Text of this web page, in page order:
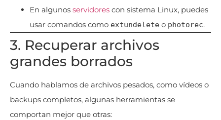
En algunos servidores con sistema Linux, puedes
usar comandos como extundelete o photorec.
3. Recuperar archivos
grandes borrados
Cuando hablamos de archivos pesados, como vídeos o
backups completos, algunas herramientas se
comportan mejor que otras: